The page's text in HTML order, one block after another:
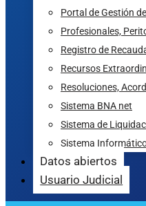
Portal de Gestión
Profesionales,
Registro de
Recursos
Resoluciones,
Sistema BNA net
Sistema de
Sistema
Datos abiertos
Usuario Judicial